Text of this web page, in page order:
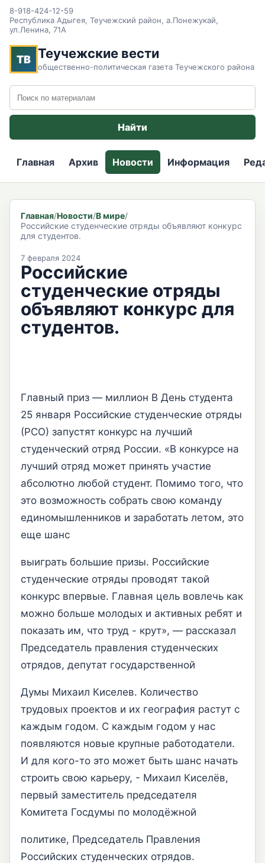
8-918-424-12-59
Республика Адыгея, Теучежский район, а.Понежукай,
ул.Ленина, 71А
ТВ Теучежские вести
общественно-политическая газета Теучежского района
Поиск по сайту
Найти
Главная Архив Новости Информация
Главная/Новости/В мире/
Российские студенческие отряды объявляют конкурс
для студентов.
7 февраля 2024
Российские
студенческие отряды
объявляют конкурс для
студентов.
Главный приз — миллион В День студента
25 января Российские студенческие отряды
(РСО) запустят конкурс на лучший
студенческий отряд России. «В конкурсе на
лучший отряд может принять участие
абсолютно любой студент. Помимо того, что
это возможность собрать свою команду
единомышленников и заработать летом, это
еще шанс
выиграть большие призы. Российские
студенческие отряды проводят такой
конкурс впервые. Главная цель вовлечь как
можно больше молодых и активных ребят и
показать им, что труд - крут», — рассказал
Председатель правления студенческих
отрядов, депутат государственной
Думы Михаил Киселев. Количество
трудовых проектов и их география растут с
каждым годом. С каждым годом у нас
появляются новые крупные работодатели.
И для кого-то это может быть шанс начать
строить свою карьеру, - Михаил Киселёв,
первый заместитель председателя
Комитета Госдумы по молодёжной
политике, Председатель Правления
Российских студенческих отрядов.